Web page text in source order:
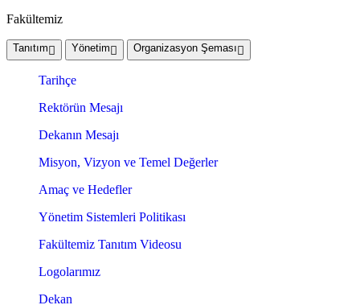
Fakültemiz
Tanıtım Yönetim Organizasyon Şeması
Tarihçe
Rektörün Mesajı
Dekanın Mesajı
Misyon, Vizyon ve Temel Değerler
Amaç ve Hedefler
Yönetim Sistemleri Politikası
Fakültemiz Tanıtım Videosu
Logolarımız
Dekan